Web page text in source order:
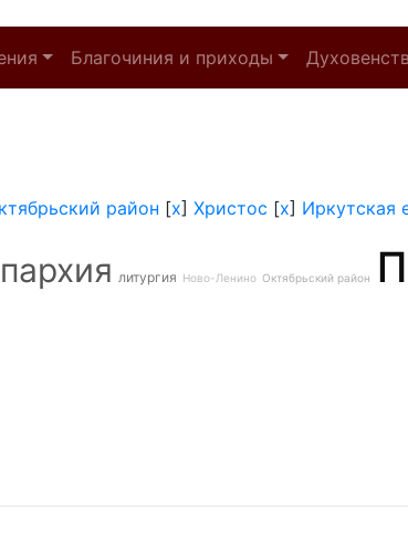
Благочиния и приходы
район [x] Христос [x] Иркутская
литургия Ново-Ленино Октябрьский район